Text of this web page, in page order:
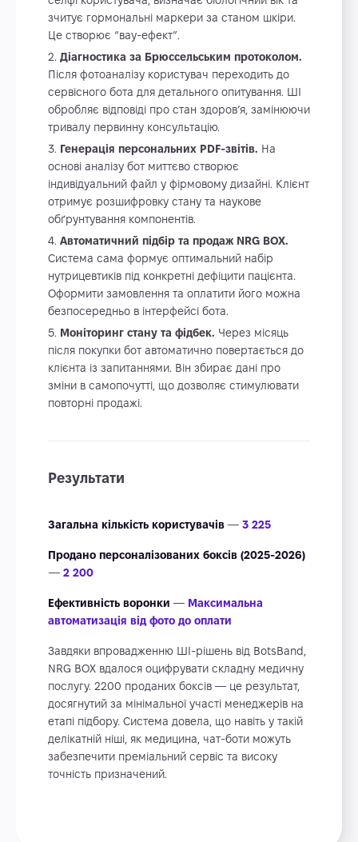
зчитує гормональні маркери за станом шкіри.
Це створює “вау-ефект”.
Діагностика за Брюссельським протоколом.
Після фотоаналізу користувач переходить до
сервісного бота для детального опитування. ШІ
обробляє відповіді про стан здоров’я, замінюючи
тривалу первинну консультацію.
Генерація персональних PDF-звітів. На
основі аналізу бот миттєво створює
індивідуальний файл у фірмовому дизайні. Клієнт
отримує розшифровку стану та наукове
обґрунтування компонентів.
Автоматичний підбір та продаж NRG BOX.
Система сама формує оптимальний набір
нутрицевтиків під конкретні дефіцити пацієнта.
Оформити замовлення та оплатити його можна
безпосередньо в інтерфейсі бота.
Моніторинг стану та фідбек. Через місяць
після покупки бот автоматично повертається до
клієнта із запитаннями. Він збирає дані про
зміни в самопочутті, що дозволяє стимулювати
повторні продажі.
Результати
Загальна кількість користувачів — 3 225
Продано персоналізованих боксів (2025-2026)
— 2 200
Ефективність воронки — Максимальна
автоматизація від фото до оплати
Завдяки впровадженню ШІ-рішень від BotsBand,
NRG BOX вдалося оцифрувати складну медичну
послугу. 2200 проданих боксів — це результат,
досягнутий за мінімальної участі менеджерів на
етапі підбору. Система довела, що навіть у такій
делікатній ніші, як медицина, чат-боти можуть
забезпечити преміальний сервіс та високу
точність призначений.